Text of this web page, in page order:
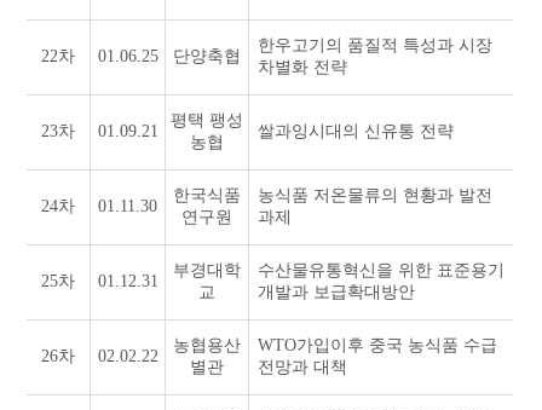
22차 01.06.25 단양축협
한우고기의 품질적 특성과 시장
차별화 전략
23차 01.09.21
평택 팽성
농협
쌀과잉시대의 신유통 전략
24차 01.11.30
한국식품
연구원
농식품 저온물류의 현황과 발전
과제
25차 01.12.31
부경대학
교
수산물유통혁신을 위한 표준용기
개발과 보급확대방안
26차 02.02.22
농협용산
별관
WTO가입이후 중국 농식품 수급
전망과 대책